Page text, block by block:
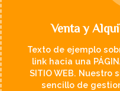
Venta y
Texto de ejemplo
link hacia una
SITIO WEB. Nuestro
sencillo de